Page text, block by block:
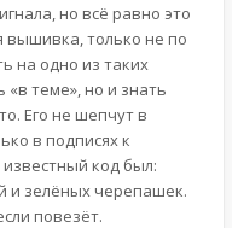
но всё равно это
вышивка, только не по
на одно из таких
теме», но и знать
Его не шепчут в
в подписях к
код был:
и зелёных черепашек.
повезёт.